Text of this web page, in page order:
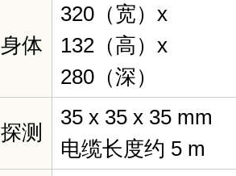
身体
320（宽）x
132（高）x
280（深）
探测
35 x 35 x 35 mm
电缆长度约 5 m